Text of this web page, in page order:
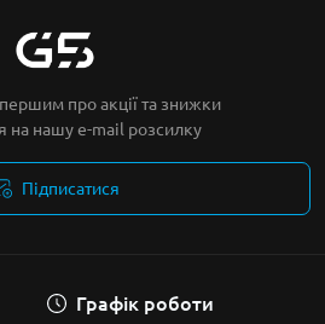
про акції та знижки
на нашу e-mail розсилку
Підписатися
Графік роботи